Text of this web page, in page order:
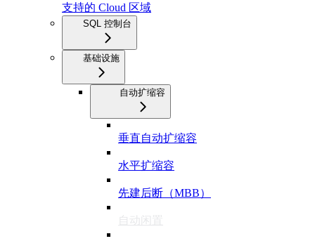
支持的 Cloud 区域
SQL 控制台
基础设施
自动扩缩容
垂直自动扩缩容
水平扩缩容
先建后断（MBB）
自动闲置